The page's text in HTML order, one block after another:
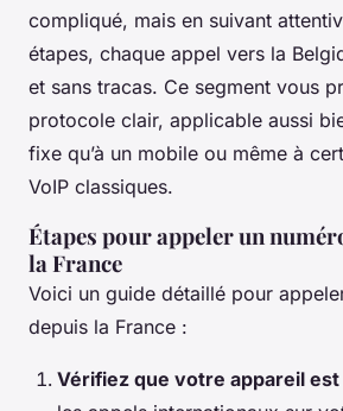
compliqué, mais en suivant
étapes, chaque appel vers la
et sans tracas. Ce segment vous
protocole clair, applicable aussi
fixe qu’à un mobile ou même à
VoIP classiques.
Étapes pour appeler un
la France
Voici un guide détaillé pour
depuis la France :
Vérifiez que votre appareil